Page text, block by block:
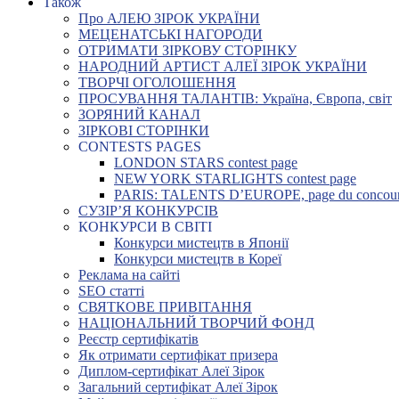
Про АЛЕЮ ЗІРОК УКРАЇНИ
МЕЦЕНАТСЬКІ НАГОРОДИ
ОТРИМАТИ ЗІРКОВУ СТОРІНКУ
НАРОДНИЙ АРТИСТ АЛЕЇ ЗІРОК УКРАЇНИ
ТВОРЧІ ОГОЛОШЕННЯ
ПРОСУВАННЯ ТАЛАНТІВ: Україна, Європа, світ
ЗОРЯНИЙ КАНАЛ
ЗІРКОВІ СТОРІНКИ
CONTESTS PAGES
LONDON STARS contest page
NEW YORK STARLIGHTS contest page
PARIS: TALENTS D’EUROPE, page du
СУЗІР’Я КОНКУРСІВ
КОНКУРСИ В СВІТІ
Конкурси мистецтв в Японії
Конкурси мистецтв в Кореї
Реклама на сайті
SEO статті
СВЯТКОВЕ ПРИВІТАННЯ
НАЦІОНАЛЬНИЙ ТВОРЧИЙ ФОНД
Реєстр сертифікатів
Як отримати сертифікат призера
Диплом-сертифікат Алеї Зірок
Загальний сертифікат Алеї Зірок